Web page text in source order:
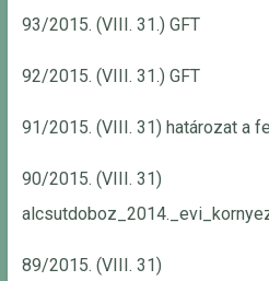
93/2015. (VIII. 31.) GFT
92/2015. (VIII. 31.) GFT
91/2015. (VIII. 31) határozat a
90/2015. (VIII. 31)
89/2015. (VIII. 31)